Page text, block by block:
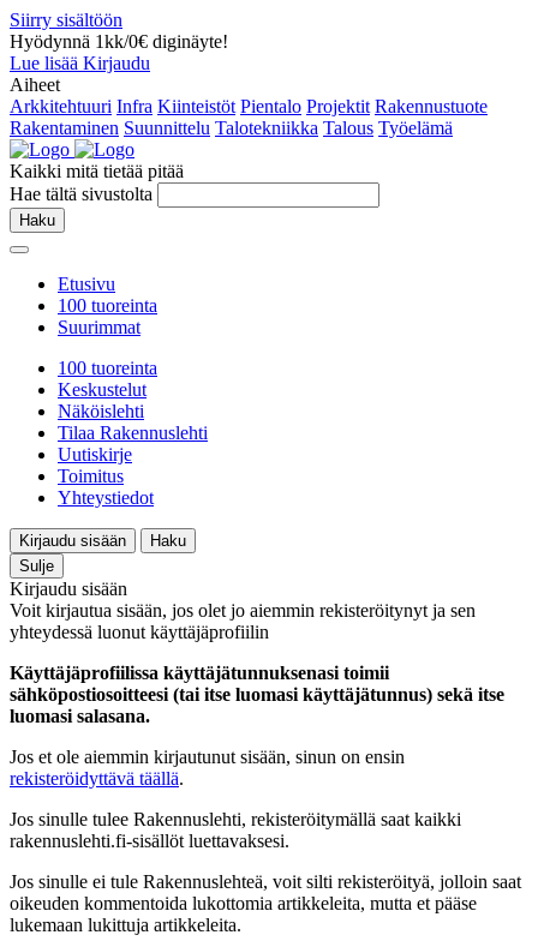
Siirry sisältöön
Hyödynnä 1kk/0€ diginäyte!
Lue lisää Kirjaudu
Aiheet
Arkkitehtuuri Infra Kiinteistöt Pientalo Projektit Rakennustuote
Rakentaminen Suunnittelu Talotekniikka Talous Työelämä
Kaikki mitä tietää pitää
Hae tältä sivustolta
Haku
Etusivu
100 tuoreinta
Suurimmat
100 tuoreinta
Keskustelut
Näköislehti
Tilaa Rakennuslehti
Uutiskirje
Toimitus
Yhteystiedot
Kirjaudu sisään
Haku
Sulje
Kirjaudu sisään
Voit kirjautua sisään, jos olet jo aiemmin rekisteröitynyt ja sen
yhteydessä luonut käyttäjäprofiilin
Käyttäjäprofiilissa käyttäjätunnuksenasi toimii
sähköpostiosoitteesi (tai itse luomasi käyttäjätunnus) sekä itse
luomasi salasana.
Jos et ole aiemmin kirjautunut sisään, sinun on ensin
rekisteröidyttävä täällä.
Jos sinulle tulee Rakennuslehti, rekisteröitymällä saat kaikki
rakennuslehti.fi-sisällöt luettavaksesi.
Jos sinulle ei tule Rakennuslehteä, voit silti rekisteröityä, jolloin saat
oikeuden kommentoida lukottomia artikkeleita, mutta et pääse
lukemaan lukittuja artikkeleita.